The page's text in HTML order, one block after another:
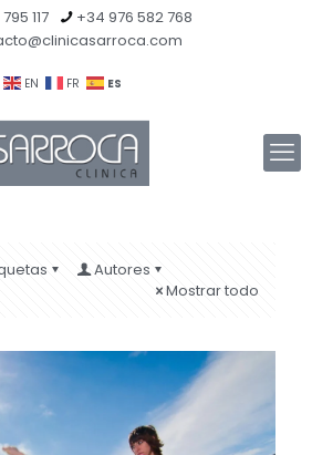
117
+34 976 582 768
EN FR ES
Autores
Mostrar todo